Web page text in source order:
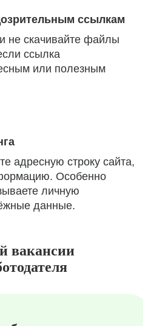
ссылкам
не скачивайте файлы
ссылка
или полезным
адресную строку сайта,
Особенно
личную
данные.
вакансии